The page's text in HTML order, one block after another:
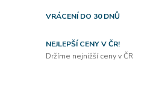
VRÁCENÍ DO 30 DNŮ
NEJLEPŠÍ CENY V ČR!
Držíme nejnižší ceny v ČR